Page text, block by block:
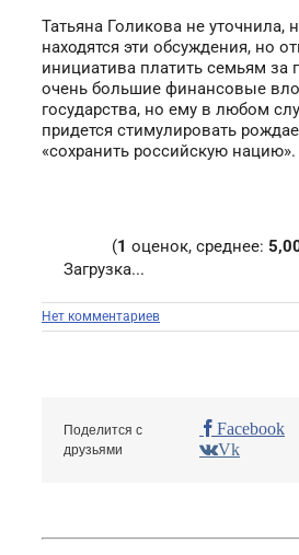
Татьяна Голикова не уточнила,
находятся эти обсуждения, но
инициатива платить семьям за
очень большие финансовые
государства, но ему в любом
придется стимулировать
«сохранить российскую нацию».
(1 оценок, среднее:
Загрузка...
Нет комментариев
Поделится с
друзьями
Facebook
Vk